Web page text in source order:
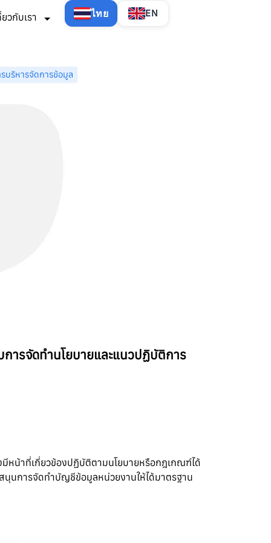
ยวกับเรา ไทย EN
บริหารจัดการข้อมูล
ารจัดทำนโยบายและแนวปฏิบัติการ
หน้าที่เกี่ยวข้องปฏิบัติตามนโยบายหรือกฎเกณฑ์ได้
นุนการจัดทำบัญชีข้อมูลหน่วยงานให้ได้มาตรฐาน